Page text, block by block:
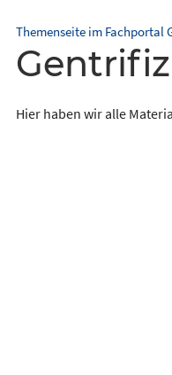
Themenseite im Fachportal
Hier haben wir alle